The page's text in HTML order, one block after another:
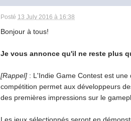
Posté 13 July 2016 à 16:38
Bonjour à tous!
Je vous annonce qu'il ne reste plus
[Rappel] : L'Indie Game Contest est
compétition permet aux développeurs
des premières impressions sur le